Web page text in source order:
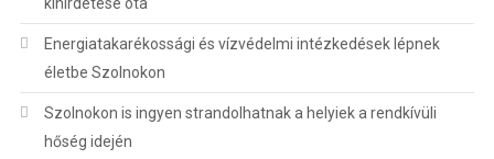
Energiatakarékossági és vízvédelmi intézkedések lépnek
életbe Szolnokon
Szolnokon is ingyen strandolhatnak a helyiek a rendkívüli
hőség idején